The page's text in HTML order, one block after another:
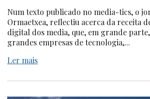
Num texto publicado no media-tics, o
Ormaetxea, reflectiu acerca da receita
digital dos media, que, em grande
grandes empresas de tecnologia,...
Ler mais